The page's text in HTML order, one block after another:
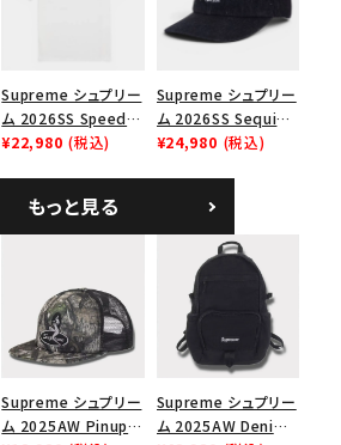
円
絞り込んで検索する
Supreme シュプリー
ム 2026SS Speed
Tee スピードTシャツ
¥22,980 (税込)
Supreme シュプリー
ム 2026SS Sequin
Denim Classic
シックロゴ 6パネルキ
ャップ ブラック
¥24,980 (税込)
もっと見る
Supreme シュプリー
ム 2025AW Pinup
Supreme シュプリー
ム 2025AW Denim